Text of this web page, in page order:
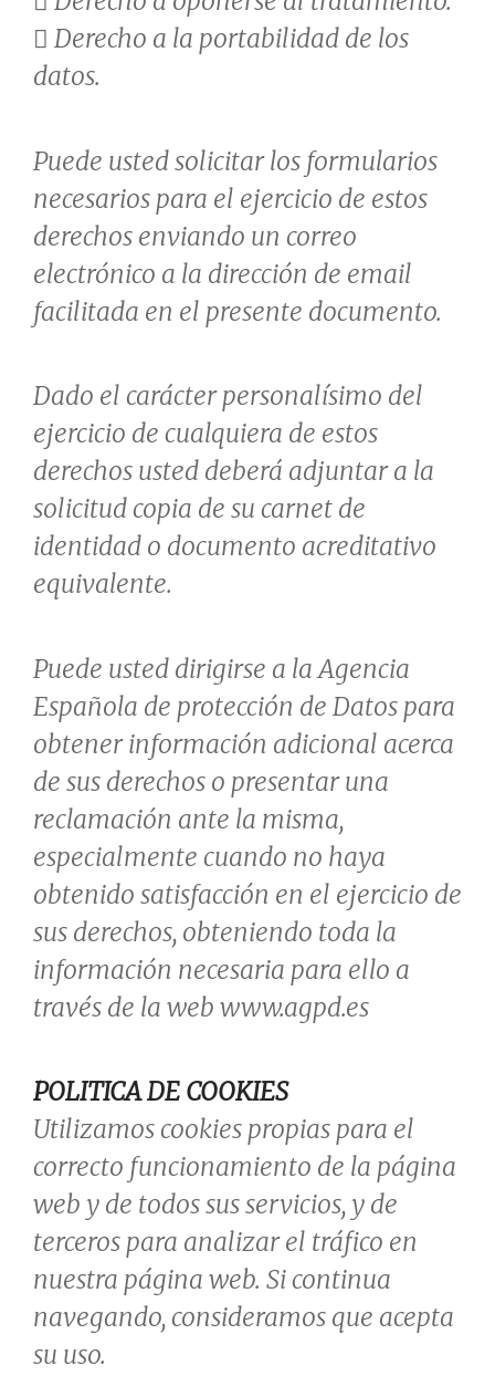
 Derecho a la portabilidad de los
datos.
Puede usted solicitar los formularios
necesarios para el ejercicio de estos
derechos enviando un correo
electrónico a la dirección de email
facilitada en el presente documento.
Dado el carácter personalísimo del
ejercicio de cualquiera de estos
derechos usted deberá adjuntar a la
solicitud copia de su carnet de
identidad o documento acreditativo
equivalente.
Puede usted dirigirse a la Agencia
Española de protección de Datos para
obtener información adicional acerca
de sus derechos o presentar una
reclamación ante la misma,
especialmente cuando no haya
obtenido satisfacción en el ejercicio de
sus derechos, obteniendo toda la
información necesaria para ello a
través de la web www.agpd.es
POLITICA DE COOKIES
Utilizamos cookies propias para el
correcto funcionamiento de la página
web y de todos sus servicios, y de
terceros para analizar el tráfico en
nuestra página web. Si continua
navegando, consideramos que acepta
su uso.